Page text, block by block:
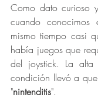
Como dato curioso
cuando
mismo tiempo casi
había juegos que
del joystick. La
condición llevó a
"nintenditis".